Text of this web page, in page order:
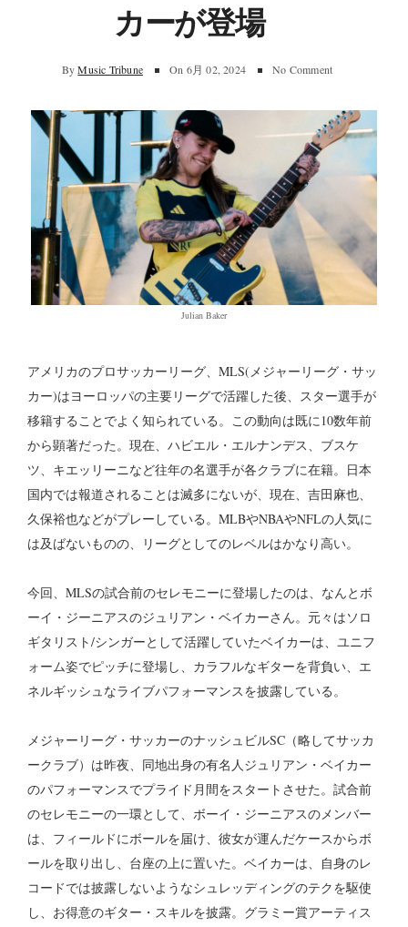
カーが登場
By Music Tribune On 6月 02, 2024 No Comment
Julian Baker
アメリカのプロサッカーリーグ、MLS(メジャーリーグ・サッ
カー)はヨーロッパの主要リーグで活躍した後、スター選手が
移籍することでよく知られている。この動向は既に10数年前
から顕著だった。現在、ハビエル・エルナンデス、ブスケ
ツ、キエッリーニなど往年の名選手が各クラブに在籍。日本
国内では報道されることは滅多にないが、現在、吉田麻也、
久保裕也などがプレーしている。MLBやNBAやNFLの人気に
は及ばないものの、リーグとしてのレベルはかなり高い。
今回、MLSの試合前のセレモニーに登場したのは、なんとボ
ーイ・ジーニアスのジュリアン・ベイカーさん。元々はソロ
ギタリスト/シンガーとして活躍していたベイカーは、ユニフ
ォーム姿でピッチに登場し、カラフルなギターを背負い、エ
ネルギッシュなライブパフォーマンスを披露している。
メジャーリーグ・サッカーのナッシュビルSC（略してサッカ
ークラブ）は昨夜、同地出身の有名人ジュリアン・ベイカー
のパフォーマンスでプライド月間をスタートさせた。試合前
のセレモニーの一環として、ボーイ・ジーニアスのメンバー
は、フィールドにボールを届け、彼女が運んだケースからボ
ールを取り出し、台座の上に置いた。ベイカーは、自身のレ
コードでは披露しないようなシュレッディングのテクを駆使
し、お得意のギター・スキルを披露。グラミー賞アーティス